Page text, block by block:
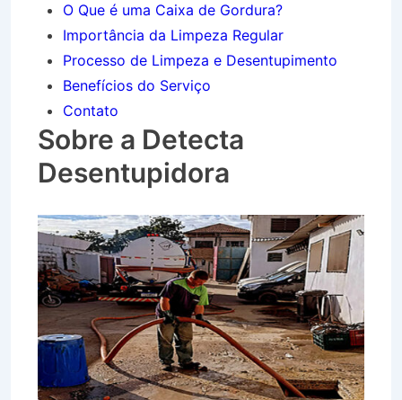
O Que é uma Caixa de Gordura?
Importância da Limpeza Regular
Processo de Limpeza e Desentupimento
Benefícios do Serviço
Contato
Sobre a Detecta
Desentupidora